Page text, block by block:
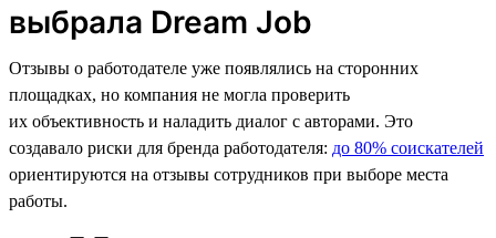
выбрала Dream Job
Отзывы о работодателе уже появлялись на сторонних
площадках, но компания не могла проверить
их объективность и наладить диалог с авторами. Это
создавало риски для бренда работодателя: до 80% соискателей
ориентируются на отзывы сотрудников при выборе места
работы.